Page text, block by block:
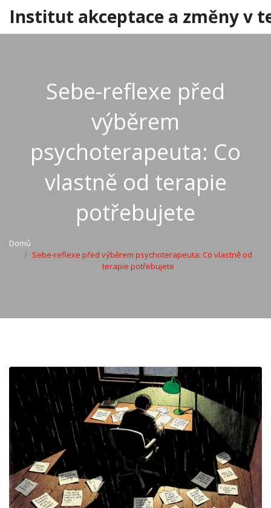
Institut akceptace a změny v
Sebe-reflexe před
výběrem
psychoterapeuta: Co
vlastně od terapie
potřebujete
Domů
Sebe-reflexe před výběrem psychoterapeuta: Co vlastně od
terapie potřebujete